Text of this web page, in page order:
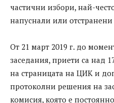
частични избори, най-
напуснали или отстранени
От 21 март 2019 г. до
заседания, приети са над
на страницата на ЦИК и
протоколни решения на
комисия, която е